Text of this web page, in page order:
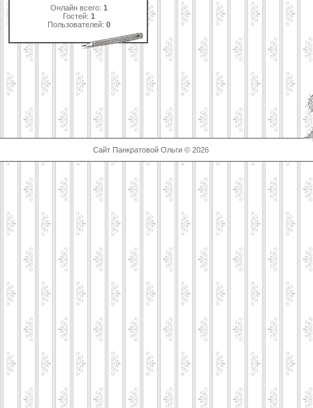
Онлайн всего:1
Гостей:1
Пользователей:0
Сайт Панкратовой Ольги © 2026